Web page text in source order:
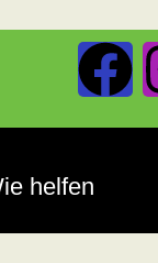
helfen